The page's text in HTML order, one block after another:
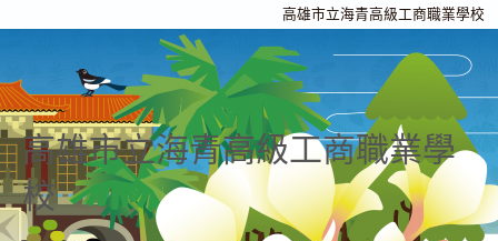
高雄市立海青高級工商職業學校
高雄市立海青高級工商職業學
校